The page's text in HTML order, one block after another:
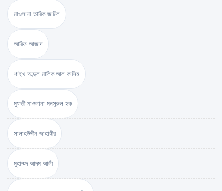
মাওলানা তারিক জামিল
আরিফ আজাদ
শাইখ আব্দুল মালিক আল কাসিম
মুফতী মাওলানা মনসূরুল হক
সালাহউদ্দীন জাহাঙ্গীর
মুহাম্মদ আদম আলী